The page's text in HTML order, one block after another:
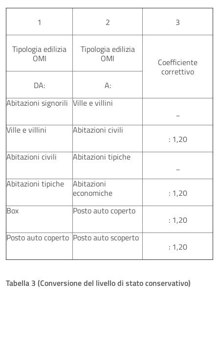
1 2 3
Tipologia edilizia
OMI
Tipologia edilizia
OMI Coefficiente
correttivo
DA:
A:
Abitazioni signorili Ville e villini
Ville e villini
Abitazioni civili
: 1,20
Abitazioni civili
Abitazioni tipiche
Abitazioni tipiche
Abitazioni
economiche
: 1,20
Box
Posto auto coperto
: 1,20
Posto auto coperto Posto auto scoperto
: 1,20
Tabella 3 (Conversione del livello di stato conservativo)